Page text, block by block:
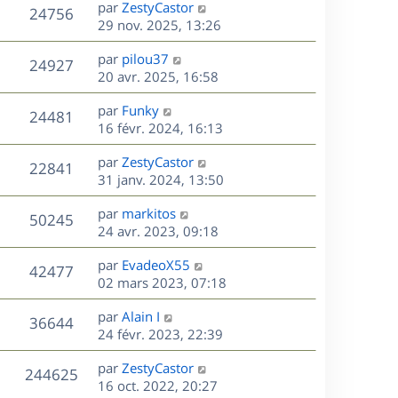
e
s
n
i
e
r
m
e
s
s
a
g
e
24756V
u
D
e
r
n
i
e
r
m
e
s
s
a
g
e
par ZestyCastor
29 nov. 2025, 13:26
24927V
u
D
e
r
n
i
e
r
m
e
s
s
a
g
e
par pilou37
20 avr. 2025, 16:58
24481
u
D
e
r
n
i
e
r
m
e
s
s
a
g
e
par Funky
16 févr. 2024, 16:13
22841
u
s
D
e
r
n
i
e
r
m
e
s
s
a
g
e
par ZestyCastor
31 janv. 2024, 13:50
50245V
u
D
e
r
n
i
e
r
m
e
s
s
par markitos
24 avr. 2023, 09:18
42477V
u
s
D
e
r
n
i
e
r
m
par EvadeoX55
02 mars 2023, 07:18
36644V
u
e
D
e
r
n
i
par Alain I
24 févr. 2023, 22:39
244625V
D
e
par ZestyCastor
16 oct. 2022, 20:27